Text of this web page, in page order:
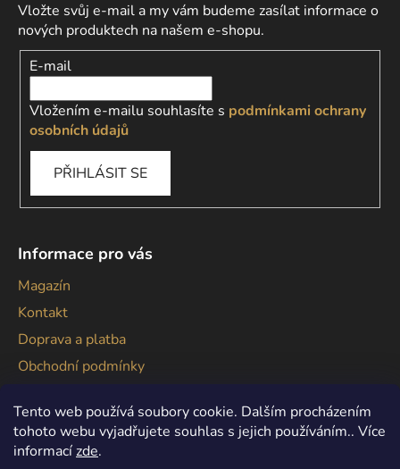
Tento web používá soubory cookie. Dalším procházením
tohoto webu vyjadřujete souhlas s jejich používáním.. Více
informacízde.
Vložte svůj e-mail a my vám budeme zasílat informace o
nových produktech na našem e-shopu.
E-mail
Vložením e-mailu souhlasíte s podmínkami ochrany
osobních údajů
PŘIHLÁSIT SE
Informace pro vás
Magazín
Kontakt
Doprava a platba
Obchodní podmínky